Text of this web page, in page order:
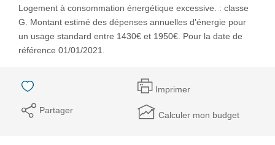
Logement à consommation énergétique excessive. : classe
G. Montant estimé des dépenses annuelles d'énergie pour
un usage standard entre 1430€ et 1950€. Pour la date de
référence 01/01/2021.
Imprimer
Partager Calculer mon budget